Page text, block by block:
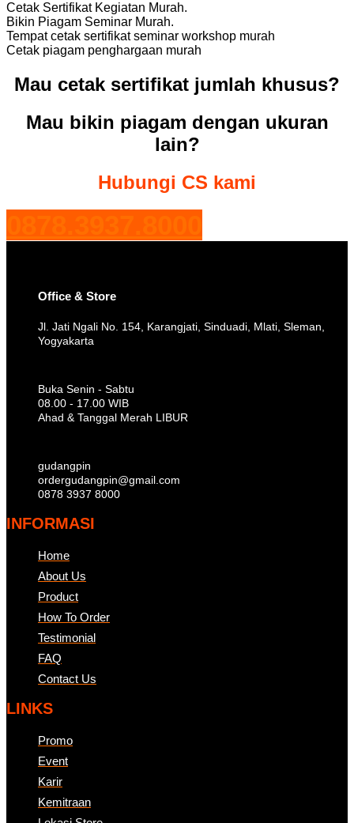
Cetak Sertifikat Kegiatan Murah.
Bikin Piagam Seminar Murah.
Tempat cetak sertifikat seminar workshop murah
Cetak piagam penghargaan murah
Mau cetak sertifikat jumlah khusus?
Mau bikin piagam dengan ukuran
lain?
Hubungi CS kami
Office & Store
Jl. Jati Ngali No. 154, Karangjati, Sinduadi, Mlati, Sleman,
Yogyakarta
Buka Senin - Sabtu
08.00 - 17.00 WIB
Ahad & Tanggal Merah LIBUR
gudangpin
ordergudangpin@gmail.com
0878 3937 8000
INFORMASI
Home
About Us
Product
How To Order
Testimonial
FAQ
Contact Us
LINKS
Promo
Event
Karir
Kemitraan